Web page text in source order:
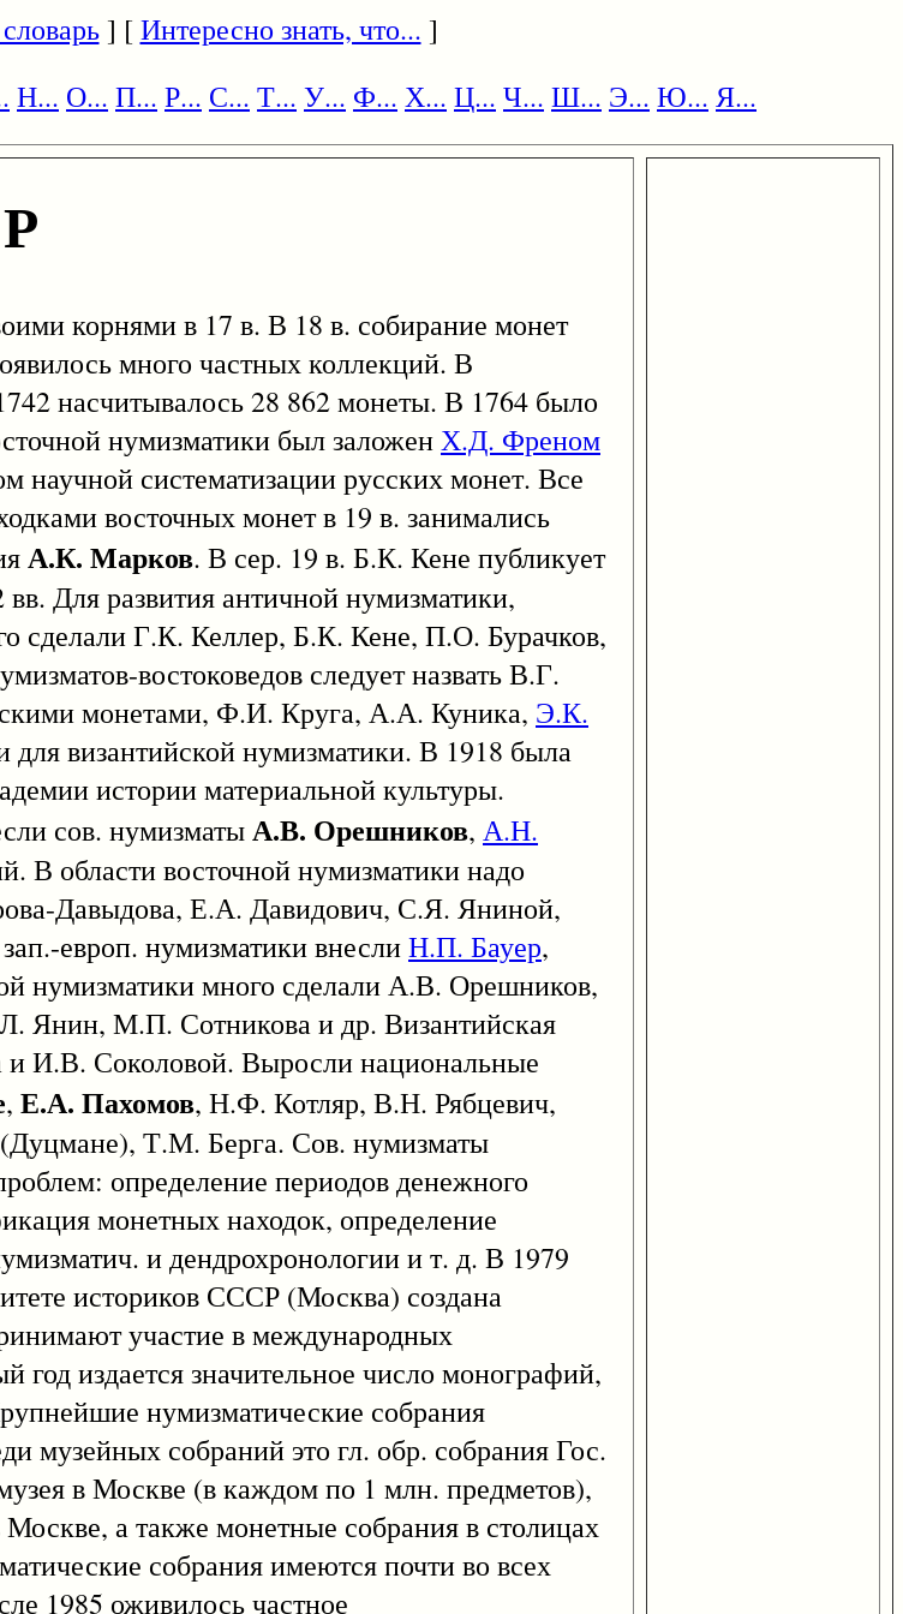
] [Интересно знать, что... ]
Н... О... П... Р... С... Т... У... Ф... Х... Ц... Ч... Ш... Э... Ю... Я...
корнями в 17 в. В 18 в. собирание монет
много частных коллекций. В
насчитывалось 28 862 монеты. В 1764 было
нумизматики был заложенХ.Д. Френом
научной систематизации русских монет. Все
восточных монет в 19 в. занимались
А.К. Марков. В сер. 19 в. Б.К. Кене публикует
Для развития античной нумизматики,
сделали Г.К. Келлер, Б.К. Кене, П.О. Бурачков,
востоковедов следует назвать В.Г.
монетами, Ф.И. Круга, А.А. Куника, Э.К.
для византийской нумизматики. В 1918 была
истории материальной культуры.
сов. нумизматыА.В. Орешников, А.Н.
области восточной нумизматики надо
Давыдова, Е.А. Давидович, С.Я. Яниной,
европ. нумизматики внеслиН.П. Бауер,
много сделали А.В. Орешников,
Янин, М.П. Сотникова и др. Византийская
и И.В. Соколовой. Выросли национальные
, Е.А. Пахомов, Н.Ф. Котляр, В.Н. Рябцевич,
Т.М. Берга. Сов. нумизматы
определение периодов денежного
монетных находок, определение
и дендрохронологии и т. д. В 1979
историков СССР (Москва) создана
участие в международных
издается значительное число монографий,
нумизматические собрания
музейных собраний это гл. обр. собрания Гос.
в Москве (в каждом по 1 млн. предметов),
а также монетные собрания в столицах
собрания имеются почти во всех
1985 оживилось частное